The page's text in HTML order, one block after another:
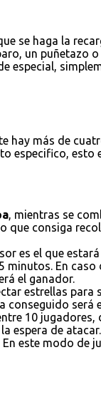
se haga la
un puñetazo
especial,
hay más de
especifico, esto
, mientras se
que consiga
es el que
En caso
el ganador.
estrellas
conseguido será
10
espera de
este modo de